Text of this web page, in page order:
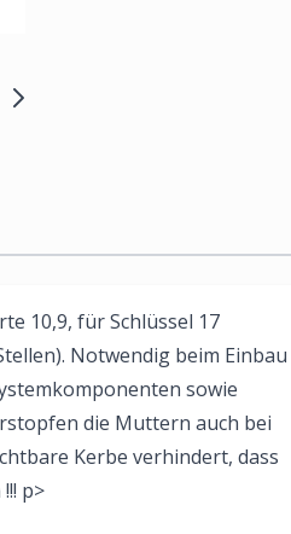
10,9, für Schlüssel 17
Notwendig beim Einbau
sowie
die Muttern auch bei
Kerbe verhindert, dass
p>